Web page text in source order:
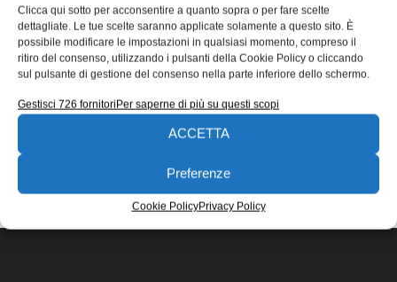
Clicca qui sotto per acconsentire a quanto sopra o per fare scelte
dettagliate. Le tue scelte saranno applicate solamente a questo sito. È
possibile modificare le impostazioni in qualsiasi momento, compreso il
ritiro del consenso, utilizzando i pulsanti della Cookie Policy o cliccando
sul pulsante di gestione del consenso nella parte inferiore dello schermo.
Gestisci 726 fornitoriPer saperne di più su questi scopi
ACCETTA
Preferenze
Cookie PolicyPrivacy Policy
EDICOLA WEB